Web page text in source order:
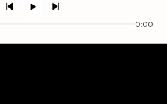
0:00